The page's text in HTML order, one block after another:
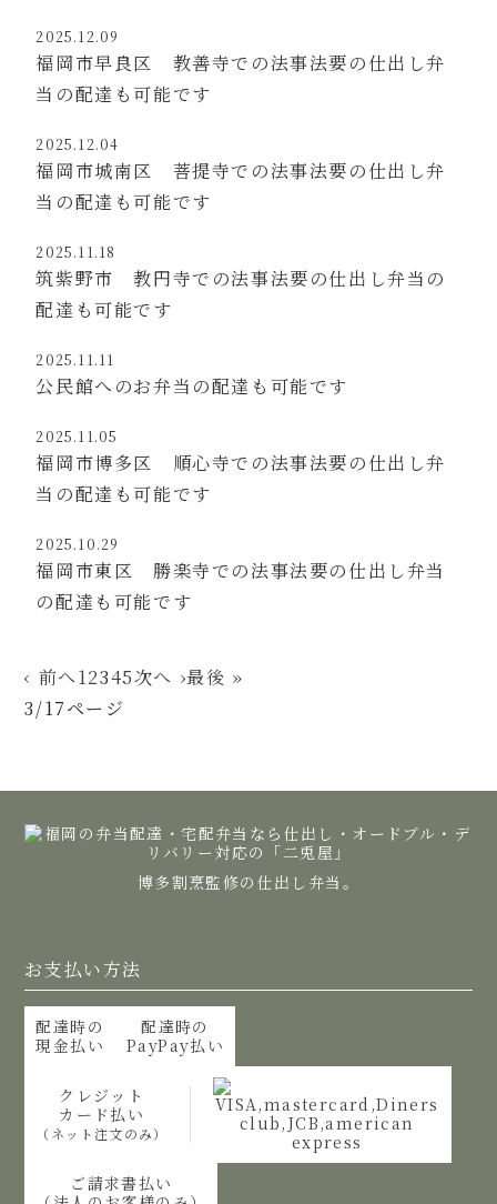
2025.12.09
福岡市早良区 教善寺での法事法要の仕出し弁
当の配達も可能です
2025.12.04
福岡市城南区 菩提寺での法事法要の仕出し弁
当の配達も可能です
2025.11.18
筑紫野市 教円寺での法事法要の仕出し弁当の
配達も可能です
2025.11.11
公民館へのお弁当の配達も可能です
2025.11.05
福岡市博多区 順心寺での法事法要の仕出し弁
当の配達も可能です
2025.10.29
福岡市東区 勝楽寺での法事法要の仕出し弁当
の配達も可能です
‹ 前へ12345次へ ›最後 »
3/17ページ
博多割烹監修の仕出し弁当。
お支払い方法
配達時の
現金払い
配達時の
PayPay払い
クレジット
カード払い
（ネット注文のみ）
ご請求書払い